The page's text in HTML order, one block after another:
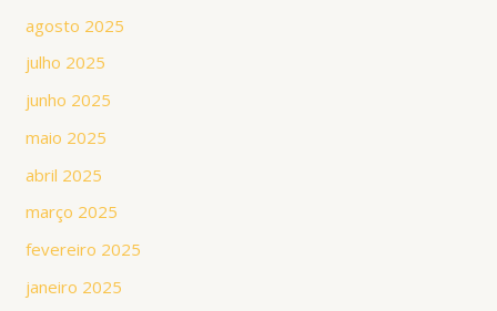
agosto 2025
julho 2025
junho 2025
maio 2025
abril 2025
março 2025
fevereiro 2025
janeiro 2025